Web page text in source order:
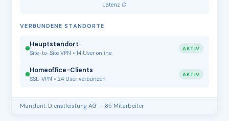
Latenz ∅
VERBUNDENE STANDORTE
Hauptstandort
Site-to-Site VPN • 14 User online
AKTIV
Homeoffice-Clients
SSL-VPN • 24 User verbunden
AKTIV
Mandant: Dienstleistung AG — 85 Mitarbeiter